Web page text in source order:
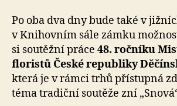
Po oba dva dny bude také v
v Knihovním sále zámku
si soutěžní práce 48. ročníku
floristů České republiky
která je v rámci trhů přístupná
téma tradiční soutěže zní